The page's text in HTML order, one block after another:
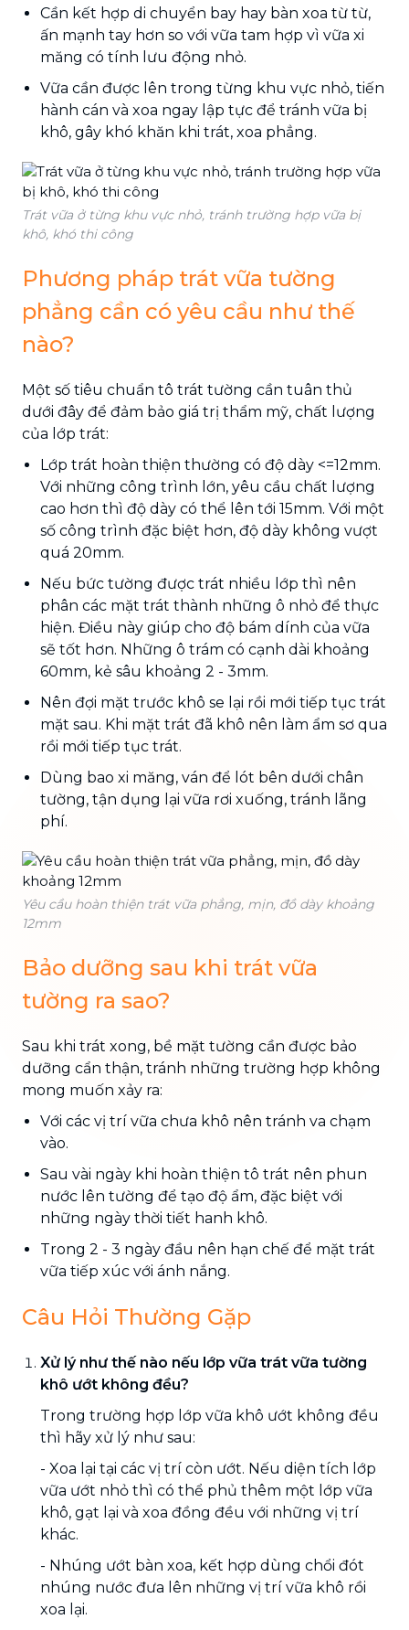
Cần kết hợp di chuyển bay hay bàn xoa từ từ,
ấn mạnh tay hơn so với vữa tam hợp vì vữa xi
măng có tính lưu động nhỏ.
Vữa cần được lên trong từng khu vực nhỏ, tiến
hành cán và xoa ngay lập tực để tránh vữa bị
khô, gây khó khăn khi trát, xoa phẳng.
Trát vữa ở từng khu vực nhỏ, tránh trường hợp vữa bị
khô, khó thi công
Phương pháp trát vữa tường
phẳng cần có yêu cầu như thế
nào?
Một số tiêu chuẩn tô trát tường cần tuân thủ
dưới đây để đảm bảo giá trị thẩm mỹ, chất lượng
của lớp trát:
Lớp trát hoàn thiện thường có độ dày <=12mm.
Với những công trình lớn, yêu cầu chất lượng
cao hơn thì độ dày có thể lên tới 15mm. Với một
số công trình đặc biệt hơn, độ dày không vượt
quá 20mm.
Nếu bức tường được trát nhiều lớp thì nên
phân các mặt trát thành những ô nhỏ để thực
hiện. Điều này giúp cho độ bám dính của vữa
sẽ tốt hơn. Những ô trám có cạnh dài khoảng
60mm, kẻ sâu khoảng 2 - 3mm.
Nên đợi mặt trước khô se lại rồi mới tiếp tục trát
mặt sau. Khi mặt trát đã khô nên làm ẩm sơ qua
rồi mới tiếp tục trát.
Dùng bao xi măng, ván để lót bên dưới chân
tường, tận dụng lại vữa rơi xuống, tránh lãng
phí.
Yêu cầu hoàn thiện trát vữa phẳng, mịn, đồ dày khoảng
12mm
Bảo dưỡng sau khi trát vữa
tường ra sao?
Sau khi trát xong, bề mặt tường cần được bảo
dưỡng cẩn thận, tránh những trường hợp không
mong muốn xảy ra:
Với các vị trí vữa chưa khô nên tránh va chạm
vào.
Sau vài ngày khi hoàn thiện tô trát nên phun
nước lên tường để tạo độ ẩm, đặc biệt với
những ngày thời tiết hanh khô.
Trong 2 - 3 ngày đầu nên hạn chế để mặt trát
vữa tiếp xúc với ánh nắng.
Câu Hỏi Thường Gặp
Xử lý như thế nào nếu lớp vữa trát vữa tường
khô ướt không đều?
Trong trường hợp lớp vữa khô ướt không đều
thì hãy xử lý như sau:
- Xoa lại tại các vị trí còn ướt. Nếu diện tích lớp
vữa ướt nhỏ thì có thể phủ thêm một lớp vữa
khô, gạt lại và xoa đồng đều với những vị trí
khác.
- Nhúng ướt bàn xoa, kết hợp dùng chổi đót
nhúng nước đưa lên những vị trí vữa khô rồi
xoa lại.